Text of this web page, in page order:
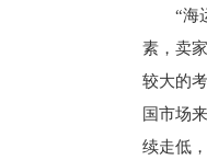
“海
素，卖
较大的
国市场
续走低